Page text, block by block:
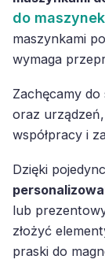
do maszynek
maszynkami
wymaga
Zachęcamy
oraz
współpracy i
Dzięki
lub
złożyć
praski do